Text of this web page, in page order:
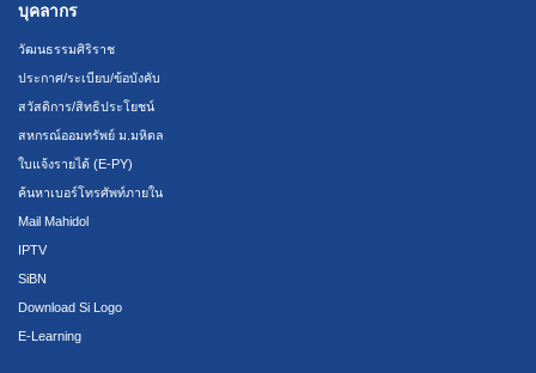
บุคลากร
วัฒนธรรมศิริราช
ประกาศ/ระเบียบ/ข้อบังคับ
สวัสดิการ/สิทธิประโยชน์
สหกรณ์ออมทรัพย์ ม.มหิดล
ใบแจ้งรายได้ (E-PY)
ค้นหาเบอร์โทรศัพท์ภายใน
Mail Mahidol
IPTV
SiBN
Download Si Logo
E-Learning